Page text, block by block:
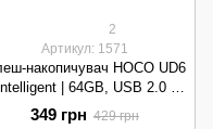
2
Артикул: 1571
накопичувач HOCO UD6
Intelligent | 64GB, USB 2.0 |
Black
349 грн 429 грн